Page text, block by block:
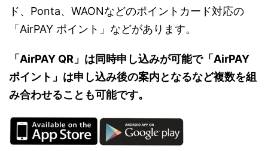
ド、Ponta、WAONなどのポイントカード対応の
「AirPAY ポイント」などがあります。
「AirPAY QR」は同時申し込みが可能で「AirPAY
ポイント」は申し込み後の案内となるなど複数を組
み合わせることも可能です。